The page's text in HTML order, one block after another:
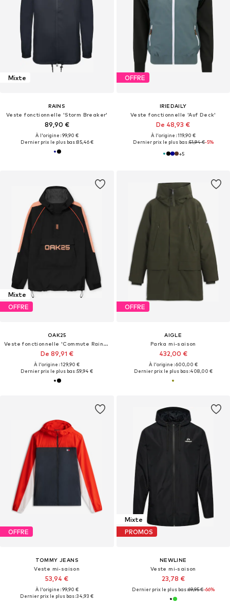
Mixte
RAINS
Veste fonctionnelle 'Storm Breaker'
89,90 €
À l'origine : 99,90 €
Dernier prix le plus bas :85,46 €
OFFRE
IRIEDAILY
Veste fonctionnelle 'Auf Deck'
De 48,93 €
À l'origine : 119,90 €
Dernier prix le plus bas :51,94 €-5%
+5
Mixte
OFFRE
OAK25
Veste fonctionnelle 'Commute Rainbreaker'
De 89,91 €
À l'origine : 129,90 €
Dernier prix le plus bas :59,94 €
OFFRE
AIGLE
Parka mi-saison
432,00 €
À l'origine : 600,00 €
Dernier prix le plus bas :408,00 €
OFFRE
TOMMY JEANS
Veste mi-saison
53,94 €
À l'origine : 99,90 €
Dernier prix le plus bas :34,93 €
Mixte
PROMOS
NEWLINE
Veste mi-saison
23,78 €
Dernier prix le plus bas :69,95 €-66%